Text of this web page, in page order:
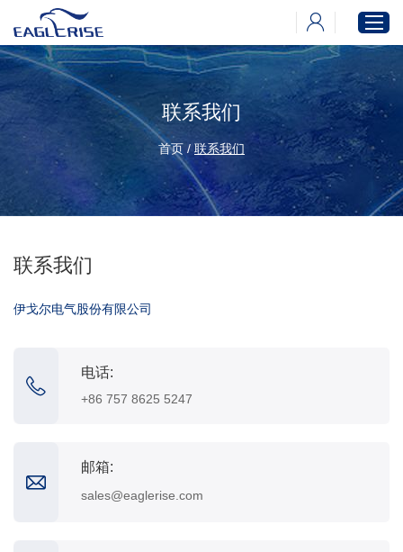
首页
产品中心
新闻中心
下载中心
联系我们
首页 / 联系我们
联系我们
伊戈尔电气股份有限公司
电话:
+86 757 8625 5247
邮箱:
sales@eaglerise.com